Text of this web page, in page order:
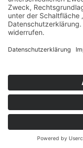
Impressum
Datenschutz